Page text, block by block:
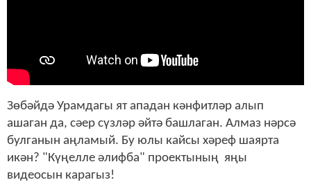
Зөбәйдә Урамдагы ят ападан кәнфитләр алып
ашаган да, сәер сүзләр әйтә башлаган. Алмаз нәрсә
булганын аңламый. Бу юлы кайсы хәреф шаярта
икән? "Күңелле әлифба" проектының яңы
видеосын карагыз!